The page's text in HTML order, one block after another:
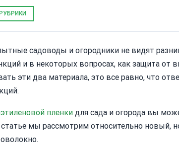
садоводы и огородники не видят
и в некоторых вопросах, как защита
эти два материала, это все равно, что
пленки для сада и огорода вы
мы рассмотрим относительно новый,